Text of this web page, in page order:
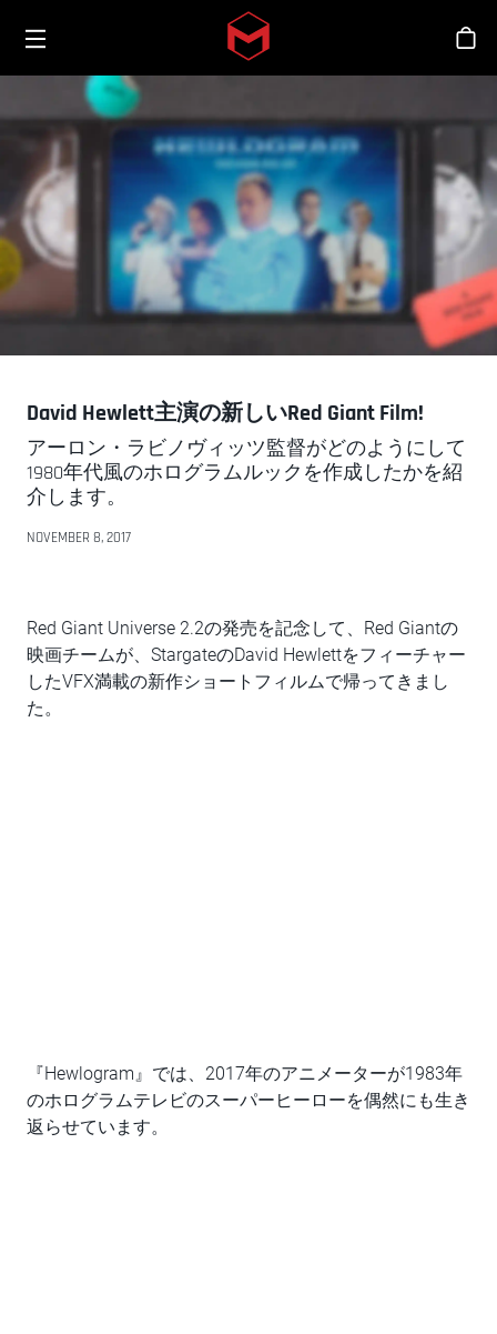
Skip to main content
Toggle menu
シ
David Hewlett主演の新しいRed Giant Film!
アーロン・ラビノヴィッツ監督がどのようにして
1980年代風のホログラムルックを作成したかを紹
介します。
NOVEMBER 8, 2017
Red Giant Universe 2.2の発売を記念して、Red Giantの
映画チームが、StargateのDavid Hewlettをフィーチャー
したVFX満載の新作ショートフィルムで帰ってきまし
た。
『Hewlogram』では、2017年のアニメーターが1983年
のホログラムテレビのスーパーヒーローを偶然にも生き
返らせています。